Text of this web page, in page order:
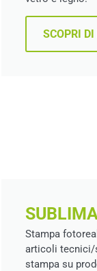
SCOPRI
Stampa
articoli tecnici/
stampa su